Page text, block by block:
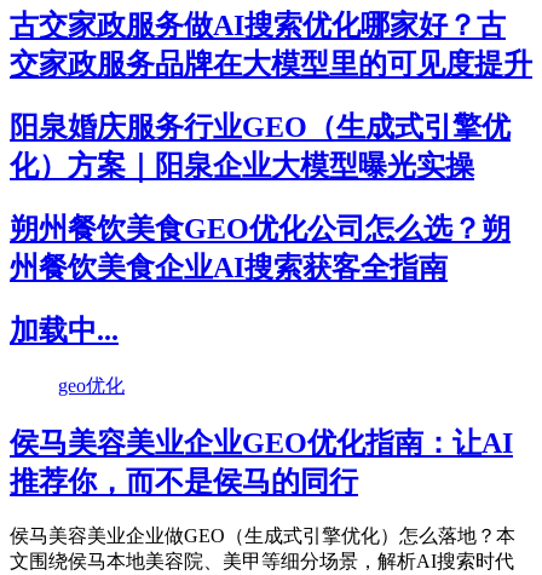
古交家政服务做AI搜索优化哪家好？古
交家政服务品牌在大模型里的可见度提升
阳泉婚庆服务行业GEO（生成式引擎优
化）方案｜阳泉企业大模型曝光实操
朔州餐饮美食GEO优化公司怎么选？朔
州餐饮美食企业AI搜索获客全指南
加载中...
geo优化
侯马美容美业企业GEO优化指南：让AI
推荐你，而不是侯马的同行
侯马美容美业企业做GEO（生成式引擎优化）怎么落地？本
文围绕侯马本地美容院、美甲等细分场景，解析AI搜索时代